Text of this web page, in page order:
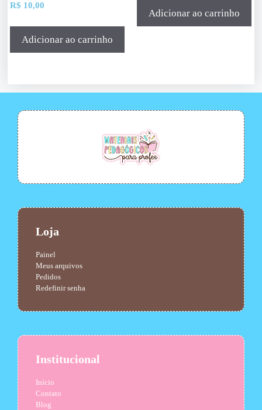
R$ 10,00
Adicionar ao carrinho
Adicionar ao carrinho
Loja
Painel
Meus arquivos
Pedidos
Redefinir senha
Institucional
Início
Contato
Blog